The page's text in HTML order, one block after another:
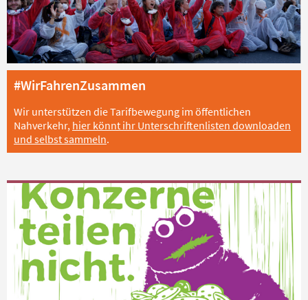
#WirFahrenZusammen
Wir unterstützen die Tarifbewegung im öffentlichen
Nahverkehr, hier könnt ihr Unterschriftenlisten downloaden
und selbst sammeln.